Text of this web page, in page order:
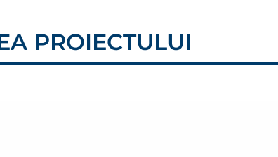
PROIECTULUI